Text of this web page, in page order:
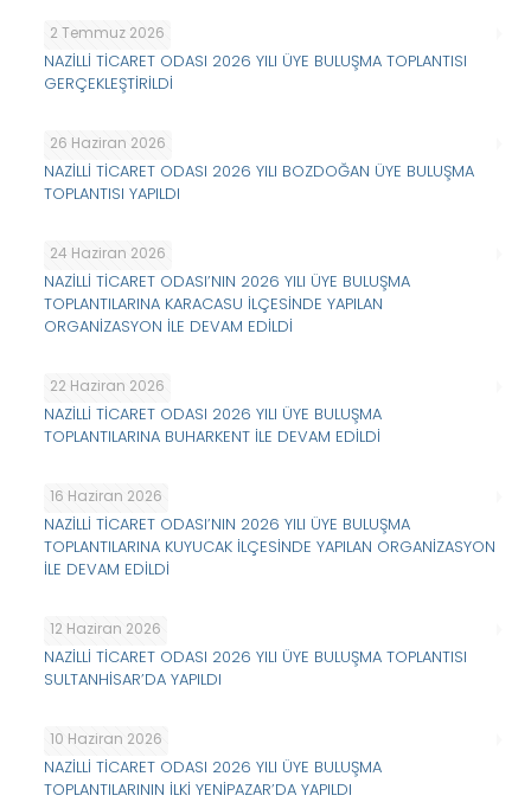
2 Temmuz 2026
NAZİLLİ TİCARET ODASI 2026 YILI ÜYE BULUŞMA TOPLANTISI
GERÇEKLEŞTİRİLDİ
26 Haziran 2026
NAZİLLİ TİCARET ODASI 2026 YILI BOZDOĞAN ÜYE BULUŞMA
TOPLANTISI YAPILDI
24 Haziran 2026
NAZİLLİ TİCARET ODASI’NIN 2026 YILI ÜYE BULUŞMA
TOPLANTILARINA KARACASU İLÇESİNDE YAPILAN
ORGANİZASYON İLE DEVAM EDİLDİ
22 Haziran 2026
NAZİLLİ TİCARET ODASI 2026 YILI ÜYE BULUŞMA
TOPLANTILARINA BUHARKENT İLE DEVAM EDİLDİ
16 Haziran 2026
NAZİLLİ TİCARET ODASI’NIN 2026 YILI ÜYE BULUŞMA
TOPLANTILARINA KUYUCAK İLÇESİNDE YAPILAN ORGANİZASYON
İLE DEVAM EDİLDİ
12 Haziran 2026
NAZİLLİ TİCARET ODASI 2026 YILI ÜYE BULUŞMA TOPLANTISI
SULTANHİSAR’DA YAPILDI
10 Haziran 2026
NAZİLLİ TİCARET ODASI 2026 YILI ÜYE BULUŞMA
TOPLANTILARININ İLKİ YENİPAZAR’DA YAPILDI